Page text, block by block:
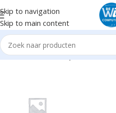
Skip to navigation
Skip to main content
Home Product Compatible